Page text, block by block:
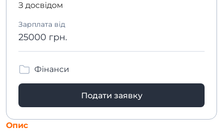
З досвідом
Зарплата від
25000 грн.
Фінанси
Подати заявку
Опис